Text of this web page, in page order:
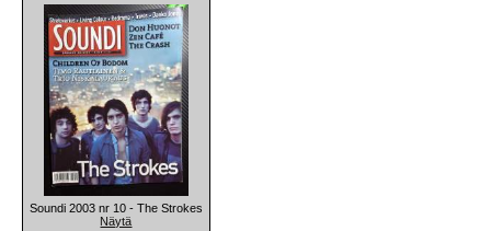
Soundi 2003 nr 10 - The Strokes
Näytä